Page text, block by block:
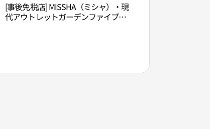
[事後免税店] MISSHA（ミシャ）・現
代アウトレットガーデンファイブ店